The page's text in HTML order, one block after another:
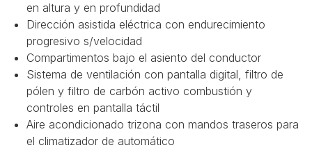
en altura y en profundidad
Dirección asistida eléctrica con endurecimiento
progresivo s/velocidad
Compartimentos bajo el asiento del conductor
Sistema de ventilación con pantalla digital, filtro de
pólen y filtro de carbón activo combustión y
controles en pantalla táctil
Aire acondicionado trizona con mandos traseros para
el climatizador de automático